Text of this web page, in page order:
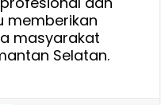
memberikan
masyarakat
Selatan.